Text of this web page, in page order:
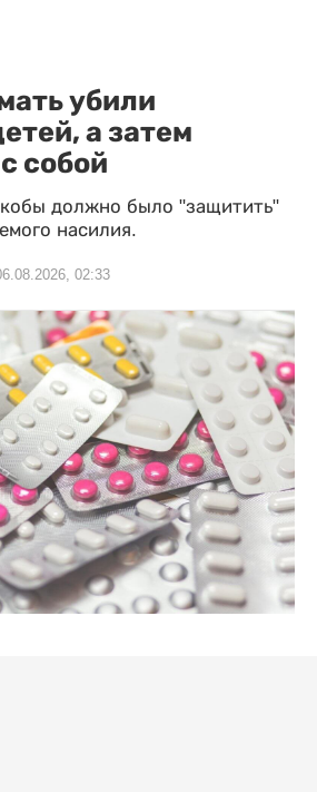
убили
а затем
собой
должно было "защитить"
насилия.
02:33